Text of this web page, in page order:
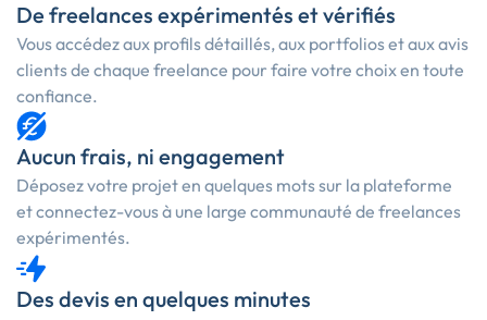
De freelances expérimentés et vérifiés
Vous accédez aux profils détaillés, aux portfolios et aux avis
clients de chaque freelance pour faire votre choix en toute
confiance.
Aucun frais, ni engagement
Déposez votre projet en quelques mots sur la plateforme
et connectez-vous à une large communauté de freelances
expérimentés.
Des devis en quelques minutes